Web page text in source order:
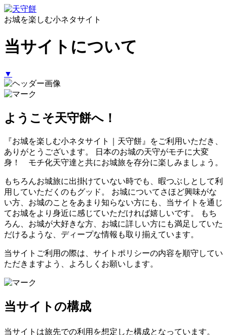
お城を楽しむ小ネタサイト
当サイトについて
▼
ようこそ天守餅へ！
『お城を楽しむ小ネタサイト｜天守餅』をご利用いただき、
ありがとうございます。 日本のお城の天守がモチに大変
身！ モチ化天守達と共にお城旅を存分に楽しみましょう。
もちろんお城旅に出掛けていない時でも、暇つぶしとして利
用していただくのもグッド。 お城についてさほど興味がな
い方、お城のことをあまり知らない方にも、当サイトを通じ
てお城をより身近に感じていただければ嬉しいです。 もち
ろん、お城が大好きな方、お城に詳しい方にも満足していた
だけるような、ディープな情報も取り揃えています。
当サイトご利用の際は、サイトポリシーの内容を順守してい
ただきますよう、よろしくお願いします。
当サイトの構成
当サイトは旅先での利用を想定した構成となっています。